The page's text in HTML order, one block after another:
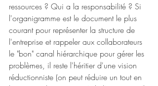
ressources ? Qui a la responsabilité ? Si
l'organigramme est le document le plus
courant pour représenter la structure de
l'entreprise et rappeler aux collaborateurs
le "bon" canal hiérarchique pour gérer les
problèmes, il reste l'héritier d'une vision
réductionniste (on peut réduire un tout en